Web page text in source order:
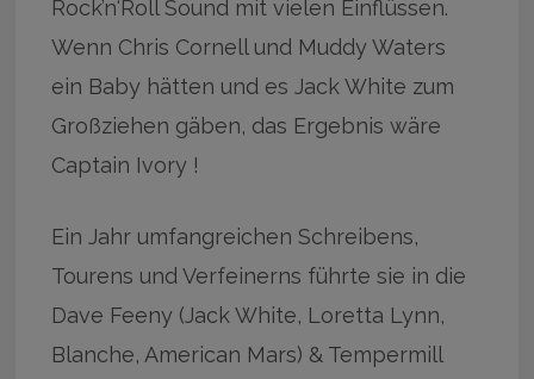
Rock’n‘Roll Sound mit vielen Einflüssen.
Wenn Chris Cornell und Muddy Waters
ein Baby hätten und es Jack White zum
Großziehen gäben, das Ergebnis wäre
Captain Ivory !
Ein Jahr umfangreichen Schreibens,
Tourens und Verfeinerns führte sie in die
Dave Feeny (Jack White, Loretta Lynn,
Blanche, American Mars) & Tempermill